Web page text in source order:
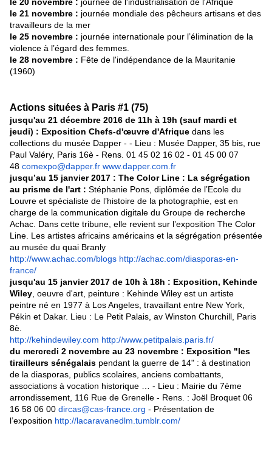
le 21 novembre : journée mondiale des pêcheurs artisans et des
travailleurs de la mer
le 25 novembre : journée internationale pour l’élimination de la
violence à l’égard des femmes.
le 28 novembre : Fête de l'indépendance de la Mauritanie
(1960)
Actions situées à Paris #1 (75)
jusqu'au 21 décembre 2016 de 11h à 19h (sauf mardi et
jeudi) : Exposition Chefs-d'œuvre d'Afrique dans les
collections du musée Dapper - - Lieu : Musée Dapper, 35 bis, rue
Paul Valéry, Paris 16è - Rens. 01 45 02 16 02 - 01 45 00 07
48 comexpo@dapper.fr www.dapper.com.fr
jusqu’au 15 janvier 2017 : The Color Line : La ségrégation
au prisme de l'art : Stéphanie Pons, diplômée de l’Ecole du
Louvre et spécialiste de l’histoire de la photographie, est en
charge de la communication digitale du Groupe de recherche
Achac. Dans cette tribune, elle revient sur l’exposition The Color
Line. Les artistes africains américains et la ségrégation présentée
au musée du quai Branly
http://www.achac.com/blogs http://achac.com/diasporas-en-
france/
jusqu'au 15 janvier 2017 de 10h à 18h : Exposition, Kehinde
Wiley , oeuvre d'art, peinture : Kehinde Wiley est un artiste
peintre né en 1977 à Los Angeles, travaillant entre New York,
Pékin et Dakar. Lieu : Le Petit Palais, av Winston Churchill, Paris
8è.
http://kehindewiley.com http://www.petitpalais.paris.fr/
du mercredi 2 novembre au 23 novembre : Exposition "les
tirailleurs sénégalais pendant la guerre de 14" : à destination
de la diasporas, publics scolaires, anciens combattants,
associations à vocation historique … - Lieu : Mairie du 7ème
arrondissement, 116 Rue de Grenelle - Rens. : Joël Broquet 06
16 58 06 00 dircas@cas-france.org - Présentation de
l’exposition http://lacaravanedlm.tumblr.com/